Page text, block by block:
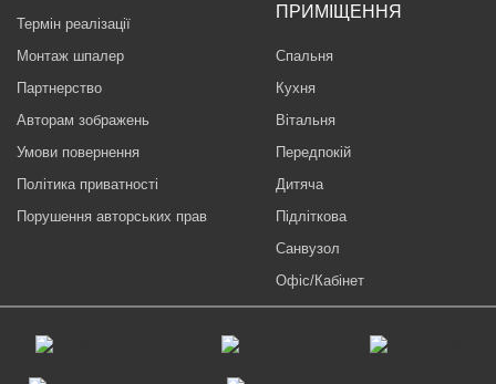
Термін реалізації
Монтаж шпалер
Партнерство
Авторам зображень
Умови повернення
Політика приватності
Порушення авторських прав
ПРИМІЩЕННЯ
Спальня
Кухня
Вітальня
Передпокій
Дитяча
Підліткова
Санвузол
Офіс/Кабінет